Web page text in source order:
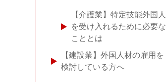
【介護業】特定技能外国人
を受け入れるために必要な
こととは
【建設業】外国人材の雇用を
検討している方へ